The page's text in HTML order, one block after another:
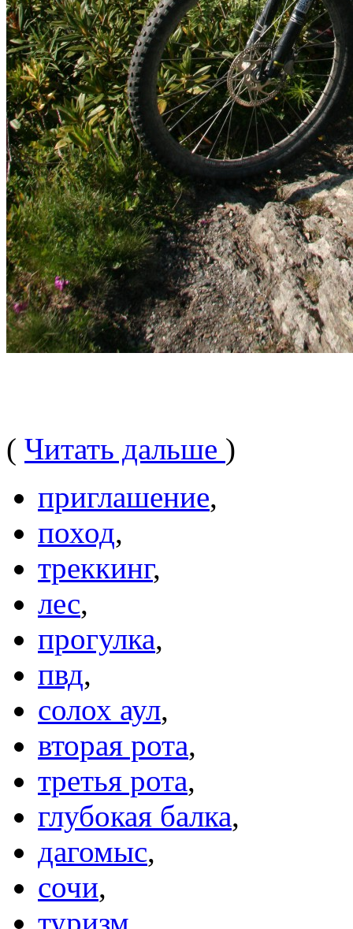
( Читать дальше )
приглашение,
поход,
треккинг,
лес,
прогулка,
пвд,
солох аул,
вторая рота,
третья рота,
глубокая балка,
дагомыс,
сочи,